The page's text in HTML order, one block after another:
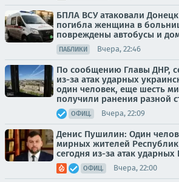
БПЛА ВСУ атаковали
погибла женщина в
повреждены автобусы и
ПАБЛИКИ Вчера, 22:46
По сообщению Главы ДНР,
из-за атак ударных
один человек, еще шесть
получили ранения разной
ОФИЦ. Вчера, 22:09
Денис Пушилин: Один
мирных жителей
сегодня из-за атак
ОФИЦ. Вчера, 22:00